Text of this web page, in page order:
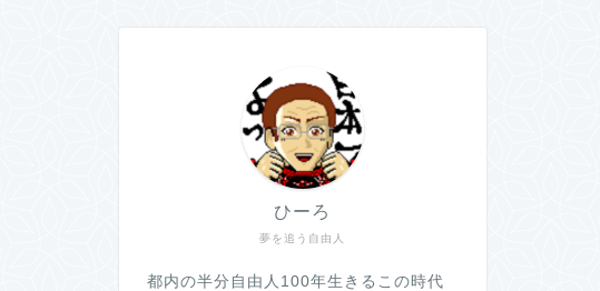
夢を追う自由人
ひーろ
都内の半分自由人100年生きるこの時代